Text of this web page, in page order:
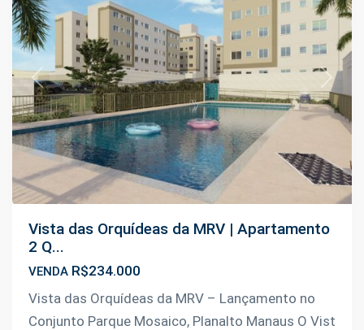
Previous Next
Vista das Orquídeas da MRV | Apartamento
2 Q...
VENDA R$234.000
Vista das Orquídeas da MRV – Lançamento no
Conjunto Parque Mosaico, Planalto Manaus O Vist